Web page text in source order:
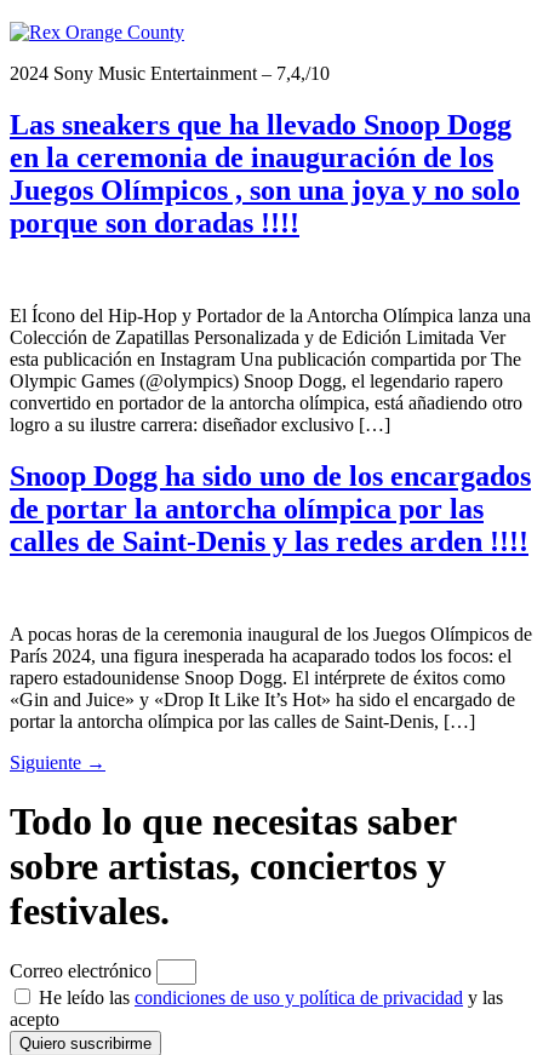
2024 Sony Music Entertainment – 7,4,/10
Las sneakers que ha llevado Snoop Dogg
en la ceremonia de inauguración de los
Juegos Olímpicos , son una joya y no solo
porque son doradas !!!!
El Ícono del Hip-Hop y Portador de la Antorcha Olímpica lanza una
Colección de Zapatillas Personalizada y de Edición Limitada Ver
esta publicación en Instagram Una publicación compartida por The
Olympic Games (@olympics) Snoop Dogg, el legendario rapero
convertido en portador de la antorcha olímpica, está añadiendo otro
logro a su ilustre carrera: diseñador exclusivo […]
Snoop Dogg ha sido uno de los encargados
de portar la antorcha olímpica por las
calles de Saint-Denis y las redes arden !!!!
A pocas horas de la ceremonia inaugural de los Juegos Olímpicos de
París 2024, una figura inesperada ha acaparado todos los focos: el
rapero estadounidense Snoop Dogg. El intérprete de éxitos como
«Gin and Juice» y «Drop It Like It’s Hot» ha sido el encargado de
portar la antorcha olímpica por las calles de Saint-Denis, […]
Siguiente →
Todo lo que necesitas saber
sobre artistas, conciertos y
festivales.
Correo electrónico
He leído las condiciones de uso y política de privacidad y las
acepto
Quiero suscribirme